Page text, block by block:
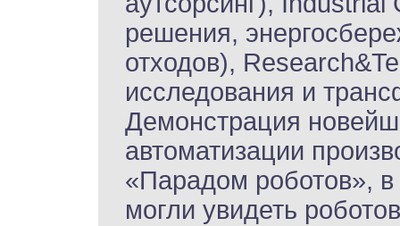
решения,
отходов),
исследования и
Демонстрация
автоматизации
«Парадом роботов», в
могли увидеть